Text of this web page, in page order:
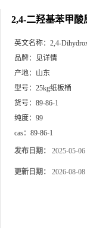
2,4-二羟基苯甲酸
英文名称： 2,4-
品牌：
见详情
产地： 山东
型号： 25kg纸板桶
货号： 89-86-1
纯度： 99
cas： 89-86-1
发布日期： 2025-05-06
更新日期： 2026-08-08